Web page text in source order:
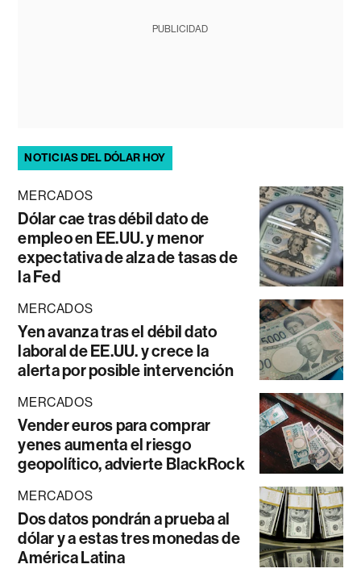
PUBLICIDAD
NOTICIAS DEL DÓLAR HOY
MERCADOS
Dólar cae tras débil dato de
empleo en EE.UU. y menor
expectativa de alza de tasas de
la Fed
MERCADOS
Yen avanza tras el débil dato
laboral de EE.UU. y crece la
alerta por posible intervención
MERCADOS
Vender euros para comprar
yenes aumenta el riesgo
geopolítico, advierte BlackRock
MERCADOS
Dos datos pondrán a prueba al
dólar y a estas tres monedas de
América Latina